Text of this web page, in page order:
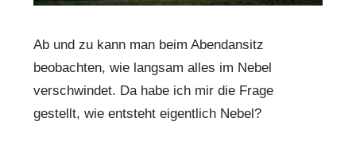
Ab und zu kann man beim Abendansitz
beobachten, wie langsam alles im Nebel
verschwindet. Da habe ich mir die Frage
gestellt, wie entsteht eigentlich Nebel?